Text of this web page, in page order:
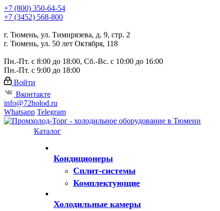
+7 (800) 350-64-54
+7 (3452) 568-800
г. Тюмень, ул. Тимирязева, д. 9, стр. 2
г. Тюмень, ул. 50 лет Октября, 118
Пн.-Пт. с 8:00 до 18:00, Сб.-Вс. с 10:00 до 16:00
Пн.-Пт. с 9:00 до 18:00
Войти
Вконтакте
info@72holod.ru
Whatsapp Telegram
Каталог
Кондиционеры
Сплит-системы
Комплектующие
Холодильные камеры